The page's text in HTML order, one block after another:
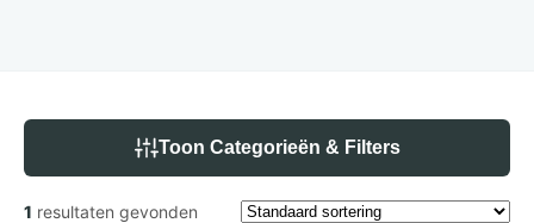
Toon Categorieën & Filters
1 resultaten gevonden